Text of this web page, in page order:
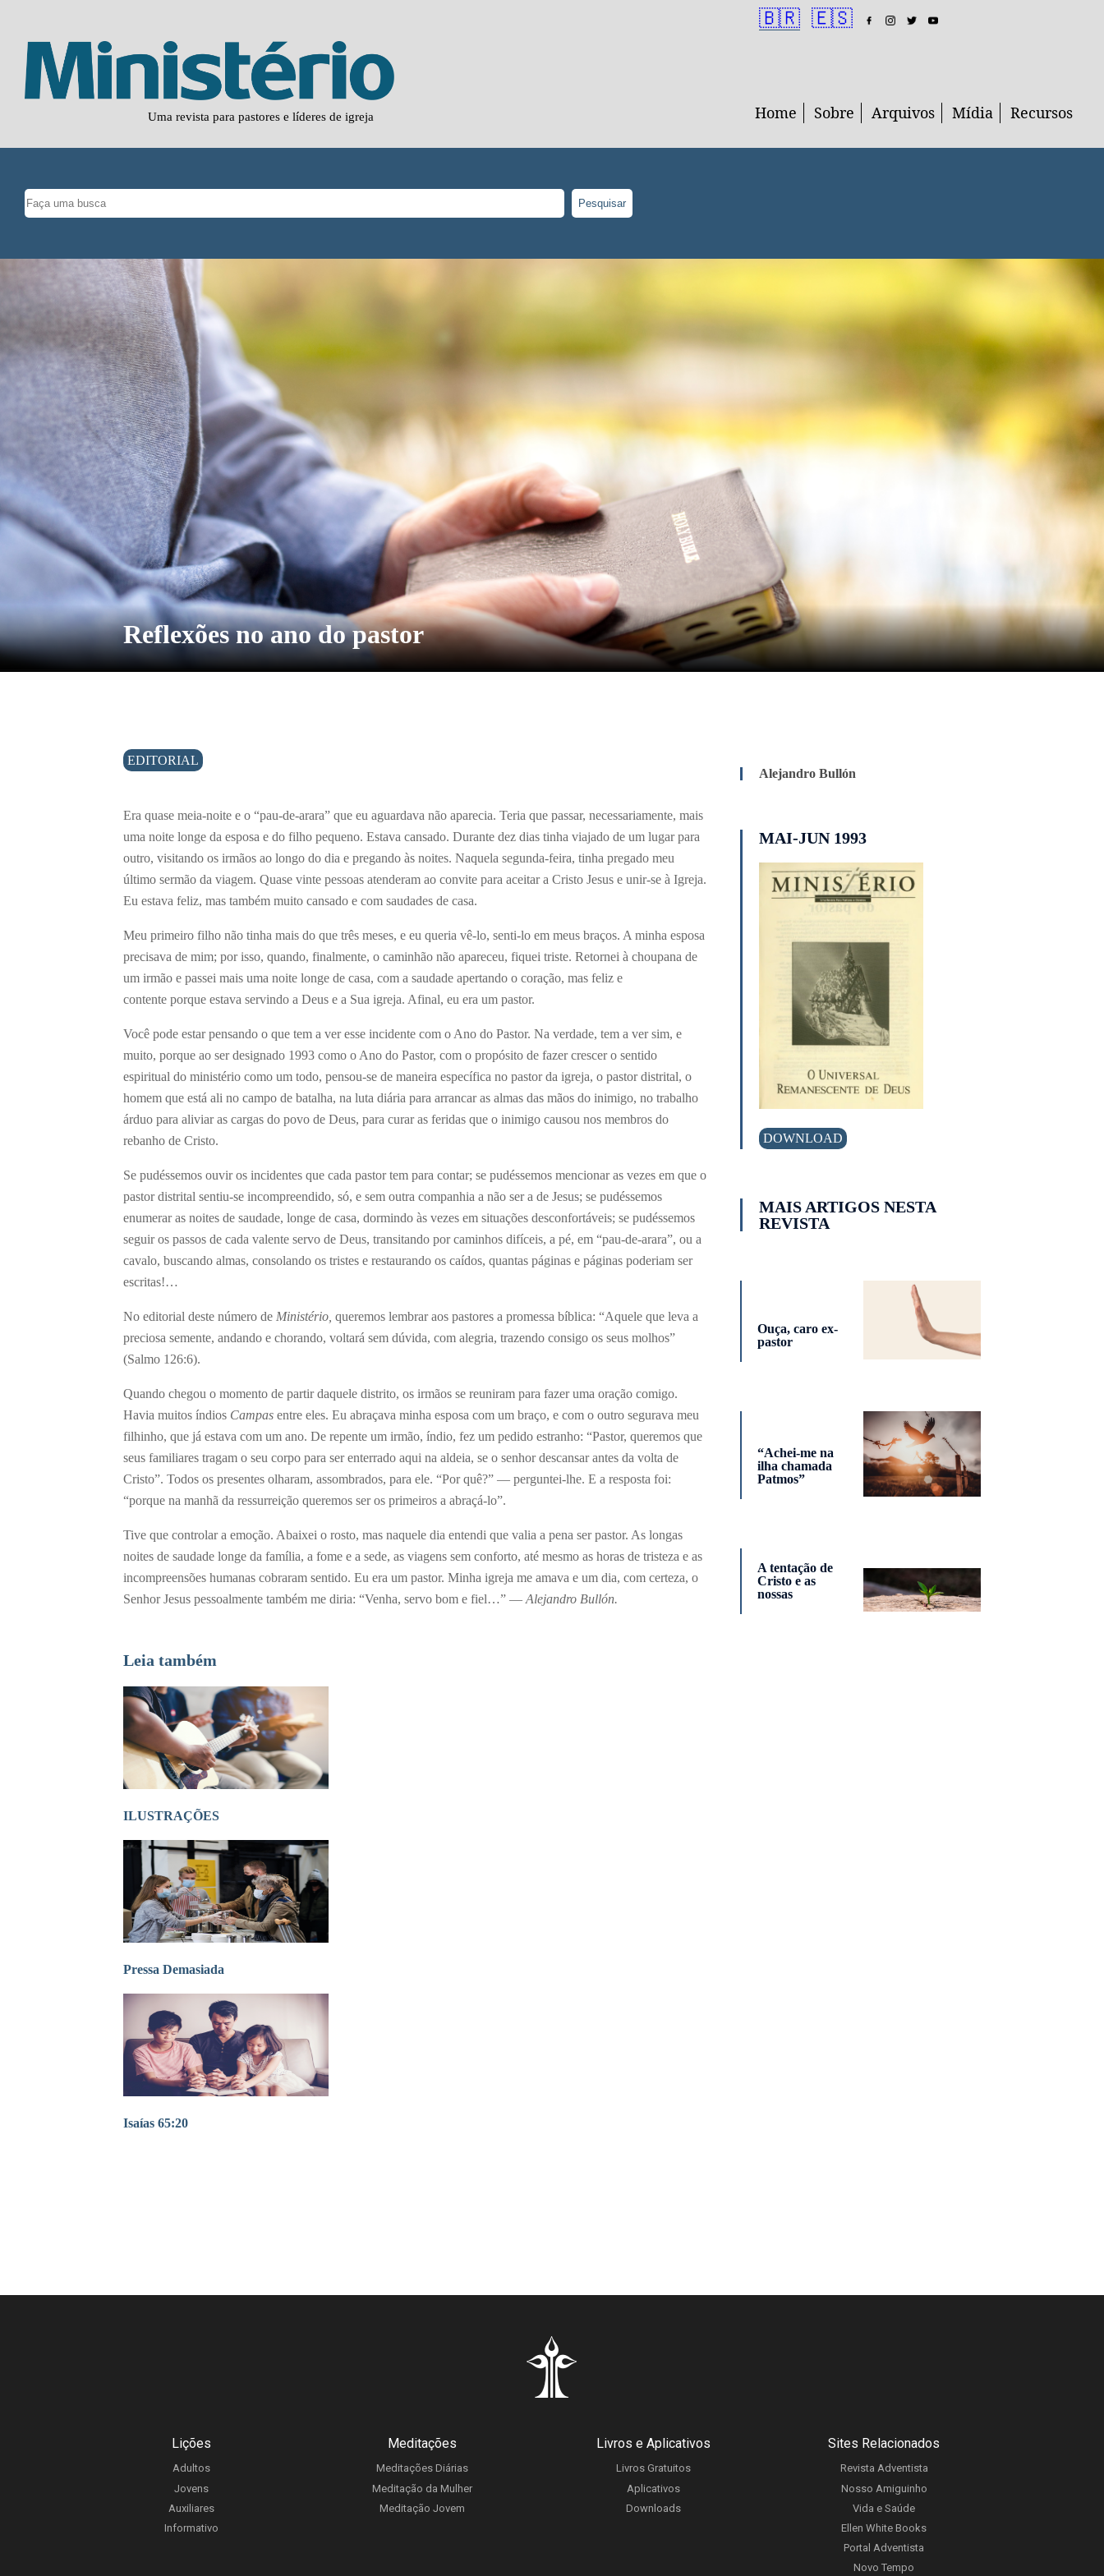
Uma revista para pastores e líderes de igreja Home Sobre Arquivos Mídia Recursos
🇧🇷 🇪🇸
Pesquisar
Reflexões no ano do pastor
EDITORIAL
Era quase meia-noite e o “pau-de-arara” que eu aguardava não aparecia. Teria que passar, necessariamente, mais
uma noite longe da esposa e do filho pequeno. Estava cansado. Durante dez dias tinha viajado de um lugar para
outro, visitando os irmãos ao longo do dia e pregando às noites. Naquela segunda-feira, tinha pregado meu
último sermão da viagem. Quase vinte pessoas atenderam ao convite para aceitar a Cristo Jesus e unir-se à Igreja.
Eu estava feliz, mas também muito cansado e com saudades de casa.
Meu primeiro filho não tinha mais do que três meses, e eu queria vê-lo, senti-lo em meus braços. A minha esposa
precisava de mim; por isso, quando, finalmente, o caminhão não apareceu, fiquei triste. Retornei à choupana de
um irmão e passei mais uma noite longe de casa, com a saudade apertando o coração, mas feliz e
contente porque estava servindo a Deus e a Sua igreja. Afinal, eu era um pastor.
Você pode estar pensando o que tem a ver esse incidente com o Ano do Pastor. Na verdade, tem a ver sim, e
muito, porque ao ser designado 1993 como o Ano do Pastor, com o propósito de fazer crescer o sentido
espiritual do ministério como um todo, pensou-se de maneira específica no pastor da igreja, o pastor distrital, o
homem que está ali no campo de batalha, na luta diária para arrancar as almas das mãos do inimigo, no trabalho
árduo para aliviar as cargas do povo de Deus, para curar as feridas que o inimigo causou nos membros do
rebanho de Cristo.
Se pudéssemos ouvir os incidentes que cada pastor tem para contar; se pudéssemos mencionar as vezes em que o
pastor distrital sentiu-se incompreendido, só, e sem outra companhia a não ser a de Jesus; se pudéssemos
enumerar as noites de saudade, longe de casa, dormindo às vezes em situações desconfortáveis; se pudéssemos
seguir os passos de cada valente servo de Deus, transitando por caminhos difíceis, a pé, em “pau-de-arara”, ou a
cavalo, buscando almas, consolando os tristes e restaurando os caídos, quantas páginas e páginas poderiam ser
escritas!…
No editorial deste número de Ministério, queremos lembrar aos pastores a promessa bíblica: “Aquele que leva a
preciosa semente, andando e chorando, voltará sem dúvida, com alegria, trazendo consigo os seus molhos”
(Salmo 126:6).
Quando chegou o momento de partir daquele distrito, os irmãos se reuniram para fazer uma oração comigo.
Havia muitos índios Campas entre eles. Eu abraçava minha esposa com um braço, e com o outro segurava meu
filhinho, que já estava com um ano. De repente um irmão, índio, fez um pedido estranho: “Pastor, queremos que
seus familiares tragam o seu corpo para ser enterrado aqui na aldeia, se o senhor descansar antes da volta de
Cristo”. Todos os presentes olharam, assombrados, para ele. “Por quê?” — perguntei-lhe. E a resposta foi:
“porque na manhã da ressurreição queremos ser os primeiros a abraçá-lo”.
Tive que controlar a emoção. Abaixei o rosto, mas naquele dia entendi que valia a pena ser pastor. As longas
noites de saudade longe da família, a fome e a sede, as viagens sem conforto, até mesmo as horas de tristeza e as
incompreensões humanas cobraram sentido. Eu era um pastor. Minha igreja me amava e um dia, com certeza, o
Senhor Jesus pessoalmente também me diria: “Venha, servo bom e fiel…” — Alejandro Bullón.
Leia também
ILUSTRAÇÕES
Pressa Demasiada
Isaías 65:20
Alejandro Bullón
MAI-JUN 1993
DOWNLOAD
MAIS ARTIGOS NESTA
REVISTA
Ouça, caro ex-
pastor
“Achei-me na
ilha chamada
Patmos”
A tentação de
Cristo e as
nossas
Lições
Adultos
Jovens
Auxiliares
Informativo
Meditações
Meditações Diárias
Meditação da Mulher
Meditação Jovem
Livros e Aplicativos
Livros Gratuitos
Aplicativos
Downloads
Sites Relacionados
Revista Adventista
Nosso Amiguinho
Vida e Saúde
Ellen White Books
Portal Adventista
Novo Tempo